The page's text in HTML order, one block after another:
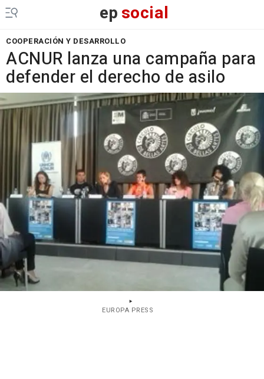
epsocial
COOPERACIÓN Y DESARROLLO
ACNUR lanza una campaña para
defender el derecho de asilo
EUROPA PRESS